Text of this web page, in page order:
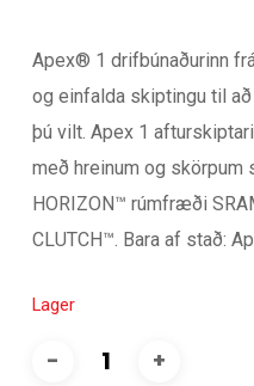
Apex® 1 drifbúnaðurinn
og einfalda skiptingu til
þú vilt. Apex 1
með hreinum og skörpum
HORIZON™ rúmfræði
CLUTCH™. Bara af stað:
Lager